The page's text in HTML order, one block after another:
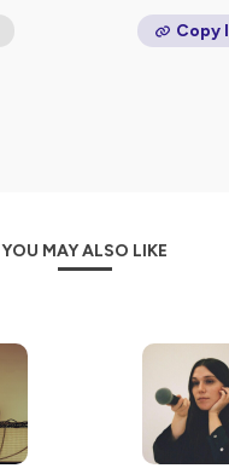
Copy
YOU MAY ALSO LIKE